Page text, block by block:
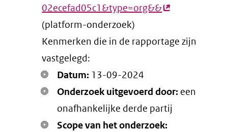
02ecefad05c1&type=org&&(externe
(platform-onderzoek)
Kenmerken die in de rapportage zijn
vastgelegd:
Datum: 13-09-2024
Onderzoek uitgevoerd door: een
onafhankelijke derde partij
Scope van het onderzoek: